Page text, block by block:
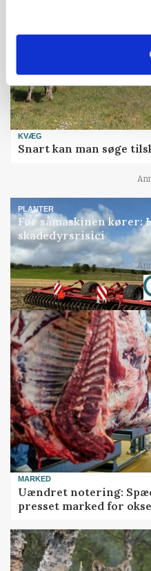
KVÆG
Snart kan man søge
PLANTER
Før såmaskinen kører:
skadedyrsrisici
MARKED
Uændret notering:
presset marked for